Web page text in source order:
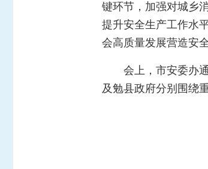
键环节，加强对城乡
提升安全生产工作水
会高质量发展营造安
会上，市安委办
及勉县政府分别围绕